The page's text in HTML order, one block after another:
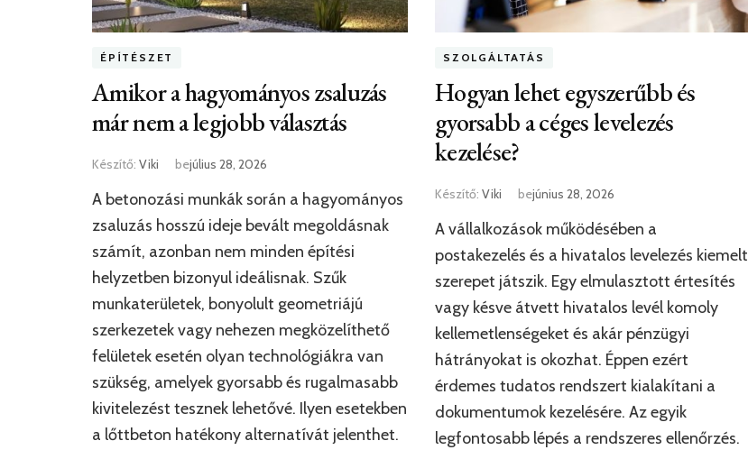
ÉPÍTÉSZET
Amikor a hagyományos zsaluzás
már nem a legjobb választás
Készítő: Viki bejúlius 28, 2026
A betonozási munkák során a hagyományos
zsaluzás hosszú ideje bevált megoldásnak
számít, azonban nem minden építési
helyzetben bizonyul ideálisnak. Szűk
munkaterületek, bonyolult geometriájú
szerkezetek vagy nehezen megközelíthető
felületek esetén olyan technológiákra van
szükség, amelyek gyorsabb és rugalmasabb
kivitelezést tesznek lehetővé. Ilyen esetekben
a lőttbeton hatékony alternatívát jelenthet.
SZOLGÁLTATÁS
Hogyan lehet egyszerűbb és
gyorsabb a céges levelezés
kezelése?
Készítő: Viki bejúnius 28, 2026
A vállalkozások működésében a
postakezelés és a hivatalos levelezés kiemelt
szerepet játszik. Egy elmulasztott értesítés
vagy késve átvett hivatalos levél komoly
kellemetlenségeket és akár pénzügyi
hátrányokat is okozhat. Éppen ezért
érdemes tudatos rendszert kialakítani a
dokumentumok kezelésére. Az egyik
legfontosabb lépés a rendszeres ellenőrzés.